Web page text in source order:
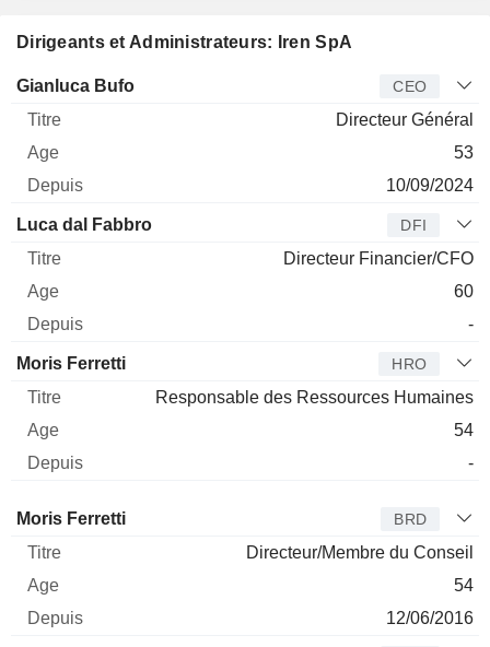
Dirigeants et Administrateurs: Iren SpA
Dirigeant Titre
Gianluca Bufo CEO
Directeur Général
53
10/09/2024
Luca dal Fabbro DFI
Directeur Financier/CFO
60
-
Moris Ferretti HRO
Responsable des Ressources Humaines
54
-
Administrateur
Moris Ferretti BRD
Directeur/Membre du Conseil
54
12/06/2016